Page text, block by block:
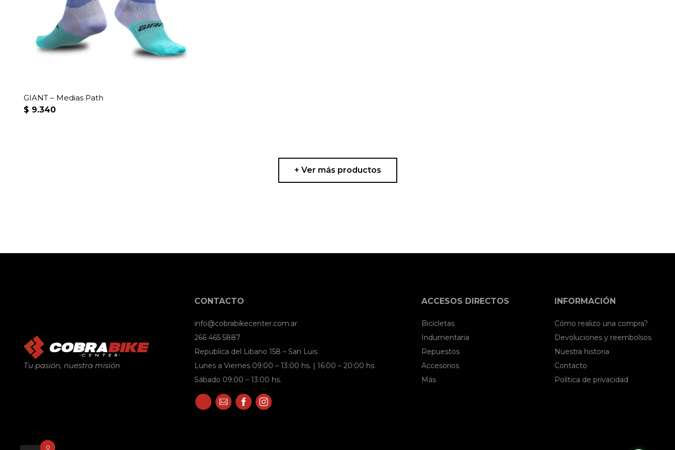
producto
GIANT – Medias Path
$ 9.340
producto
+ Ver más productos
Tu pasión, nuestra misión
CONTACTO
info@cobrabikecenter.com.ar
266 465 5887
Republica del Libano 158 – San Luis
Lunes a Viernes 09:00 – 13:00 hs. | 16:00 – 20:00 hs.
Sábado 09:00 – 13:00 hs.
ACCESOS DIRECTOS
Bicicletas
Indumentaria
Repuestos
Accesorios
Más
INFORMACIÓN
Cómo realizo una compra?
Devoluciones y reembolsos
Nuestra historia
Contacto
Política de privacidad
0